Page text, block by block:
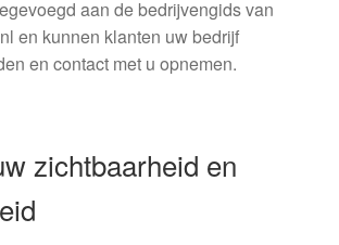
aan de bedrijvengids van
en kunnen klanten uw bedrijf
en contact met u opnemen.
zichtbaarheid en